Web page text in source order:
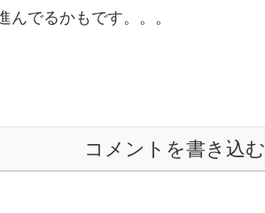
んでるかもです。。。
コメントを書き込む